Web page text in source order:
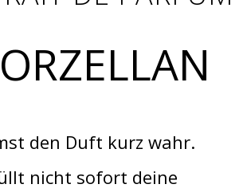
den Duft kurz wahr.
nicht sofort deine